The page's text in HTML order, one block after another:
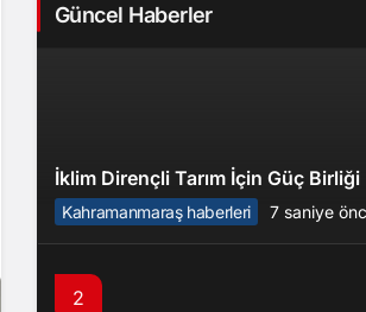
Güncel Haberler
İklim Dirençli Tarım İçin Güç Birliği
Kahramanmaraş haberleri 7 saniye
2